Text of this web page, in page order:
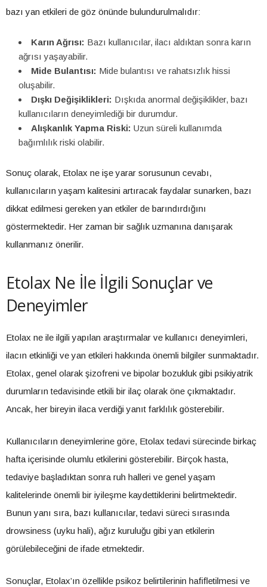
bazı yan etkileri de göz önünde bulundurulmalıdır:
Karın Ağrısı: Bazı kullanıcılar, ilacı aldıktan sonra karın
ağrısı yaşayabilir.
Mide Bulantısı: Mide bulantısı ve rahatsızlık hissi
oluşabilir.
Dışkı Değişiklikleri: Dışkıda anormal değişiklikler, bazı
kullanıcıların deneyimlediği bir durumdur.
Alışkanlık Yapma Riski: Uzun süreli kullanımda
bağımlılık riski olabilir.
Sonuç olarak, Etolax ne işe yarar sorusunun cevabı,
kullanıcıların yaşam kalitesini artıracak faydalar sunarken, bazı
dikkat edilmesi gereken yan etkiler de barındırdığını
göstermektedir. Her zaman bir sağlık uzmanına danışarak
kullanmanız önerilir.
Etolax Ne İle İlgili Sonuçlar ve
Deneyimler
Etolax ne ile ilgili yapılan araştırmalar ve kullanıcı deneyimleri,
ilacın etkinliği ve yan etkileri hakkında önemli bilgiler sunmaktadır.
Etolax, genel olarak şizofreni ve bipolar bozukluk gibi psikiyatrik
durumların tedavisinde etkili bir ilaç olarak öne çıkmaktadır.
Ancak, her bireyin ilaca verdiği yanıt farklılık gösterebilir.
Kullanıcıların deneyimlerine göre, Etolax tedavi sürecinde birkaç
hafta içerisinde olumlu etkilerini gösterebilir. Birçok hasta,
tedaviye başladıktan sonra ruh halleri ve genel yaşam
kalitelerinde önemli bir iyileşme kaydettiklerini belirtmektedir.
Bunun yanı sıra, bazı kullanıcılar, tedavi süreci sırasında
drowsiness (uyku hali), ağız kuruluğu gibi yan etkilerin
görülebileceğini de ifade etmektedir.
Sonuçlar, Etolax’ın özellikle psikoz belirtilerinin hafifletilmesi ve